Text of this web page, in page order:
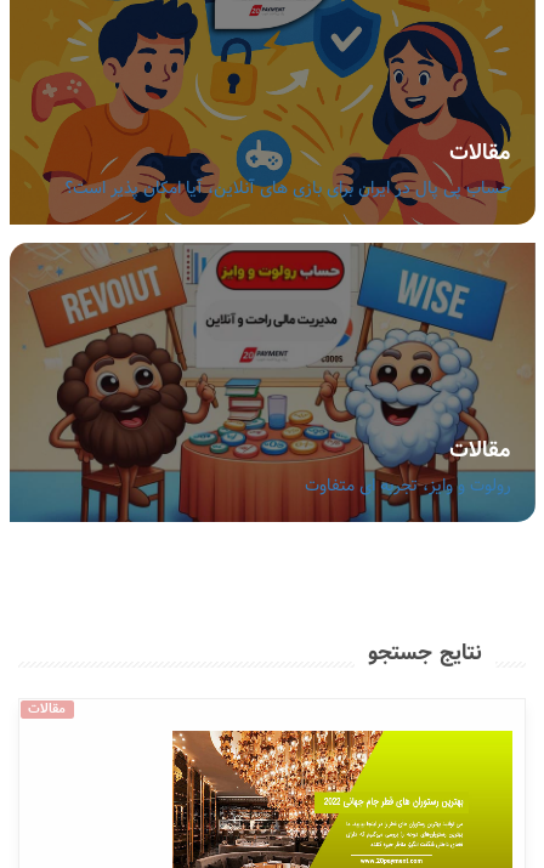
مقالات
حساب پی پال در ایران برای بازی های آنلاین، آیا امکان پذیر است؟
مقالات
رولوت و وایز، تجربه ای متفاوت
نتایج جستجو
مقالات